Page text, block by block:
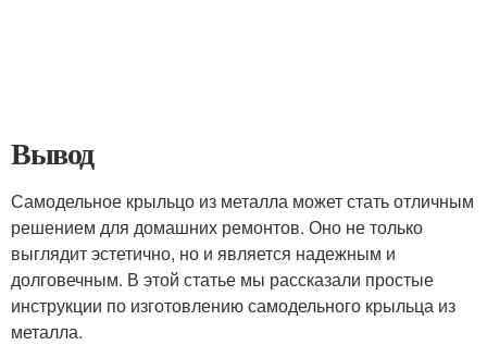
Вывод
Самодельное крыльцо из металла может стать отличным
решением для домашних ремонтов. Оно не только
выглядит эстетично, но и является надежным и
долговечным. В этой статье мы рассказали простые
инструкции по изготовлению самодельного крыльца из
металла.